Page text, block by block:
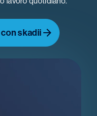
skadii